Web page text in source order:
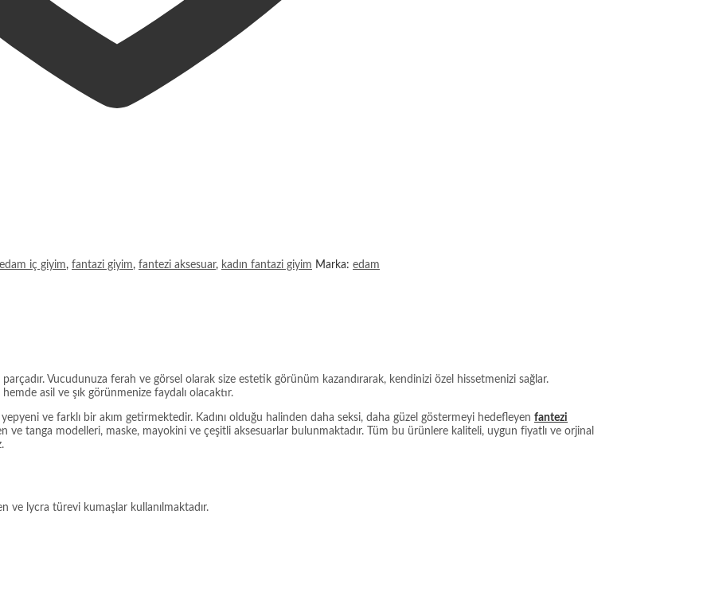
edam iç giyim, fantazi giyim, fantezi aksesuar, kadın fantazi giyim Marka: edam
Vucudunuza ferah ve görsel olarak size estetik görünüm kazandırarak, kendinizi özel hissetmenizi sağlar.
asil ve şık görünmenize faydalı olacaktır.
yepyeni ve farklı bir akım getirmektedir. Kadını olduğu halinden daha seksi, daha güzel göstermeyi hedefleyen fantezi
ve tanga modelleri, maske, mayokini ve çeşitli aksesuarlar bulunmaktadır. Tüm bu ürünlere kaliteli, uygun fiyatlı ve orjinal
ve lycra türevi kumaşlar kullanılmaktadır.